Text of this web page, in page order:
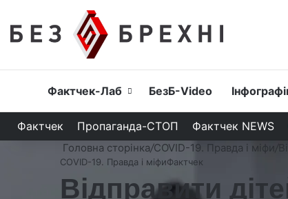
Головна
Фактчек-Лаб БезБ-Video
Фактчек Пропаганда-СТОП Фактчек NEWS
Головна сторінка/COVID-19. Правда і міфи /
COVID-19. Правда і міфиФактчек
Відправити